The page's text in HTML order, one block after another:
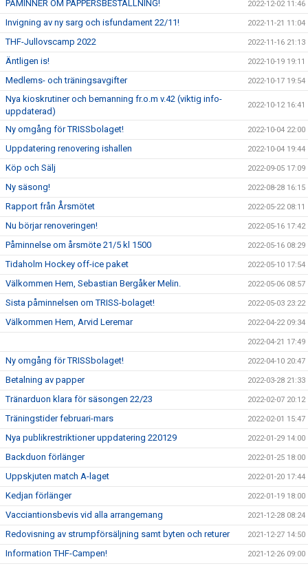
PÅMINNER OM PAPPERSBESTÄLLNING! 2022-12-02 11:46
Invigning av ny sarg och isfundament 22/11! 2022-11-21 11:04
THF-Jullovscamp 2022 2022-11-16 21:13
Äntligen is! 2022-10-19 19:11
Medlems- och träningsavgifter 2022-10-17 19:54
Nya kioskrutiner och bemanning fr.o.m v.42 (viktig info-
uppdaterad)
2022-10-12 16:41
Ny omgång för TRISSbolaget! 2022-10-04 22:00
Uppdatering renovering ishallen 2022-10-04 19:44
Köp och Sälj 2022-09-05 17:09
Ny säsong! 2022-08-28 16:15
Rapport från Årsmötet 2022-05-22 08:11
Nu börjar renoveringen! 2022-05-16 17:42
Påminnelse om årsmöte 21/5 kl 1500 2022-05-16 08:29
Tidaholm Hockey off-ice paket 2022-05-10 17:54
Välkommen Hem, Sebastian Bergåker Melin. 2022-05-06 08:57
Sista påminnelsen om TRISS-bolaget! 2022-05-03 23:22
Välkommen Hem, Arvid Leremar 2022-04-22 09:34
2022-04-21 17:49
Ny omgång för TRISSbolaget! 2022-04-10 20:47
Betalning av papper 2022-03-28 21:33
Tränarduon klara för säsongen 22/23 2022-02-07 20:12
Träningstider februari-mars 2022-02-01 15:47
Nya publikrestriktioner uppdatering 220129 2022-01-29 14:00
Backduon förlänger 2022-01-25 18:00
Uppskjuten match A-laget 2022-01-20 17:44
Kedjan förlänger 2022-01-19 18:00
Vacciantionsbevis vid alla arrangemang 2021-12-28 08:24
Redovisning av strumpförsäljning samt byten och returer 2021-12-27 14:50
Information THF-Campen! 2021-12-26 09:00